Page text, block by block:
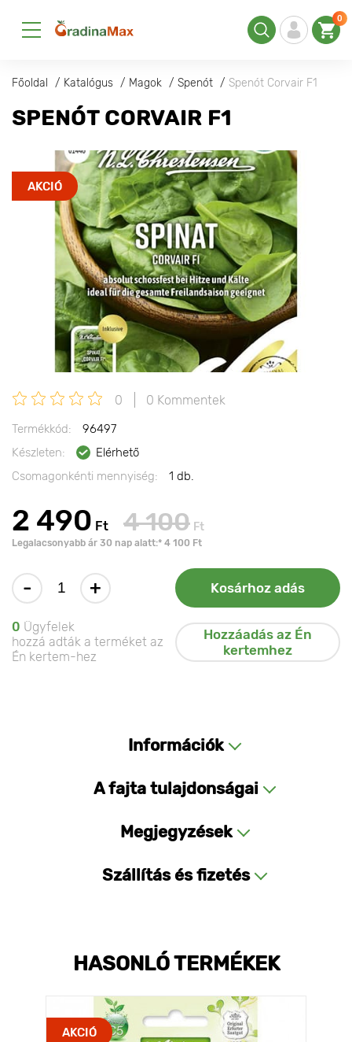
0
Főoldal Katalógus Magok Spenót Spenót Corvair F1
SPENÓT CORVAIR F1
AKCIÓ
0 0 Kommentek
Termékkód:
96497
Készleten:
Elérhető
Csomagonkénti mennyiség:
1 db.
2 490 Ft 4 100 Ft
Legalacsonyabb ár 30 nap alatt:* 4 100 Ft
- + Kosárhoz adás
0 Ügyfelek
hozzá adták a terméket az
Én kertem-hez
Hozzáadás az Én
kertemhez
Információk
A fajta tulajdonságai
Megjegyzések
Szállítás és fizetés
HASONLÓ TERMÉKEK
AKCIÓ